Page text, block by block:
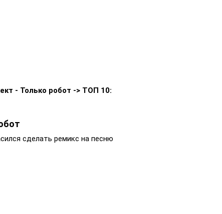
- Только робот -> ТОП 10:
сделать ремикс на песню